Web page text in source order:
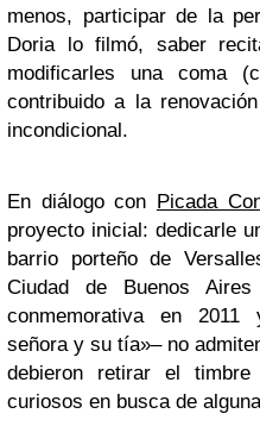
menos, participar de la
Doria lo filmó, saber
modificarles una coma
contribuido a la
incondicional.
En diálogo con Picada
proyecto inicial: dedicarle
barrio porteño de
Ciudad de Buenos
conmemorativa en
señora y su tía»– no
debieron retirar el
curiosos en busca de